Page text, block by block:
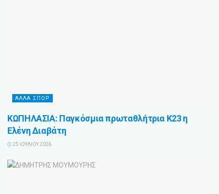
ΑΛΛΑ ΣΠΟΡ
ΚΩΠΗΛΑΣΙΑ: Παγκόσμια πρωταθλήτρια Κ23 η
Ελένη Διαβάτη
25 ΙΟΥΛΊΟΥ 2026